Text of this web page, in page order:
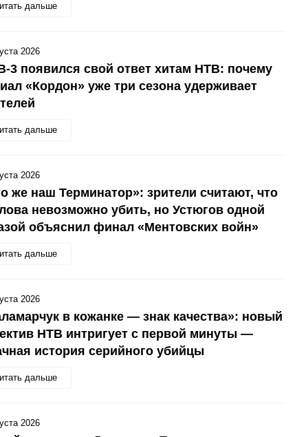
дальше
3 появился свой ответ хитам НТВ: почему
«Кордон» уже три сезона удерживает
дальше
2026
же наш Терминатор»: зрители считают, что
невозможно убить, но Устюгов одной
объяснил финал «Ментовских войн»
дальше
2026
в кожанке — знак качества»: новый
НТВ интригует с первой минуты —
история серийного убийцы
дальше
2026
2026